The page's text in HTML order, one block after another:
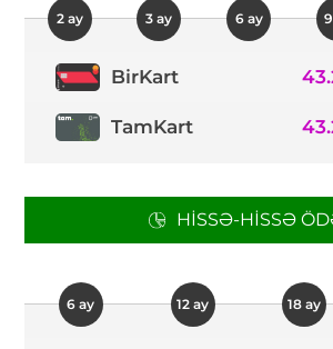
2 ay 3 ay 6 ay
BirKart
TamKart
HISSƏ-HISSƏ
6 ay 12 ay 18 ay